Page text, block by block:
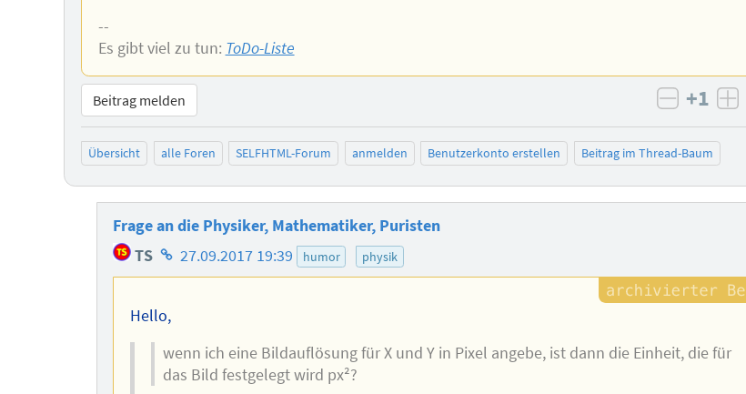
--
Es gibt viel zu tun: ToDo-Liste
Beitrag melden negativ
+1
Übersicht alle Foren SELFHTML-Forum anmelden Benutzerkonto erstellen Beitrag im Thread-Baum
Frage an die Physiker, Mathematiker, Puristen
TS Homepage
des
27.09.2017 19:39 humor physik
Hello,
wenn ich eine Bildauflösung für X und Y in Pixel angebe, ist dann die Einheit, die für
das Bild festgelegt wird px²?